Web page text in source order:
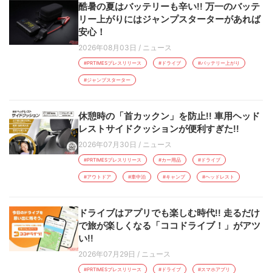
酷暑の夏はバッテリーも辛い!! 万一のバッテ
リー上がりにはジャンプスターターがあれば
安心！
2026年08月03日 / ニュース
#PRTIMESプレスリリース #ドライブ #バッテリー上がり
#ジャンプスターター
休憩時の「首カックン」を防止!! 車用ヘッド
レストサイドクッションが便利すぎた!!
2026年07月30日 / ニュース
#PRTIMESプレスリリース #カー用品 #ドライブ
#アウトドア #車中泊 #キャンプ #ヘッドレスト
ドライブはアプリでも楽しむ時代!! 走るだけ
で旅が楽しくなる「ココドライブ！」がアツ
い!!
2026年07月29日 / ニュース
#PRTIMESプレスリリース #ドライブ #スマホアプリ